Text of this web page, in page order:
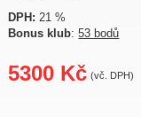
DPH: 21 %
Bonus klub:53 bodů
5300 Kč (vč. DPH)